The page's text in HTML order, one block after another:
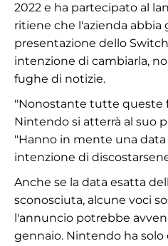
2022 e ha partecipato al
ritiene che l'azienda abbia
presentazione dello
intenzione di cambiarla,
fughe di notizie.
"Nonostante tutte queste
Nintendo si atterrà al suo
"Hanno in mente una
intenzione di
Anche se la data esatta
sconosciuta, alcune voci
l'annuncio potrebbe
gennaio. Nintendo ha